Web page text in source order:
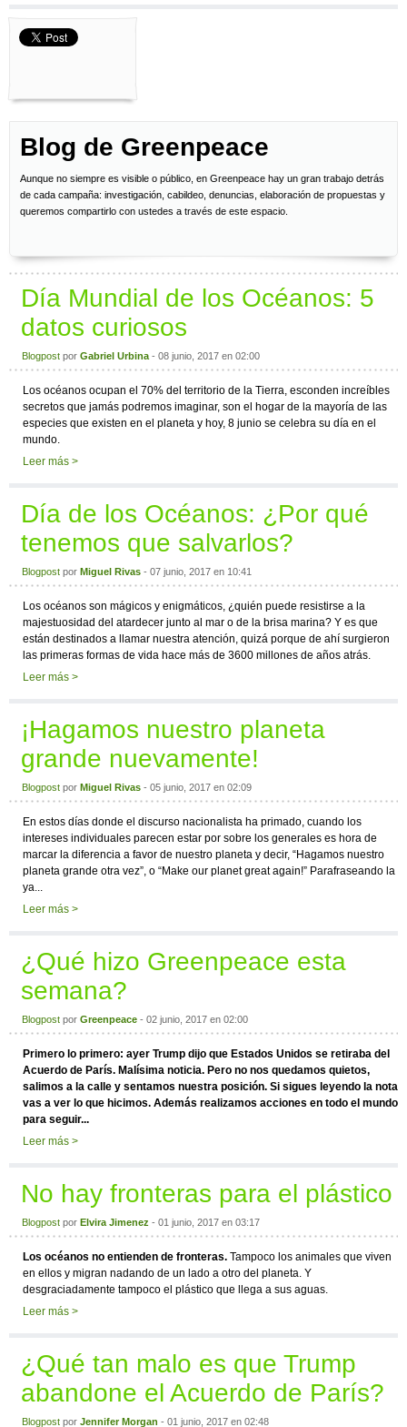
Blog de Greenpeace
Aunque no siempre es visible o público, en Greenpeace hay un gran trabajo detrás
de cada campaña: investigación, cabildeo, denuncias, elaboración de propuestas y
queremos compartirlo con ustedes a través de este espacio.
Día Mundial de los Océanos: 5
datos curiosos
Blogpost por Gabriel Urbina - 08 junio, 2017 en 02:00
Los océanos ocupan el 70% del territorio de la Tierra, esconden increíbles
secretos que jamás podremos imaginar, son el hogar de la mayoría de las
especies que existen en el planeta y hoy, 8 junio se celebra su día en el
mundo.
Leer más >
Día de los Océanos: ¿Por qué
tenemos que salvarlos?
Blogpost por Miguel Rivas - 07 junio, 2017 en 10:41
Los océanos son mágicos y enigmáticos, ¿quién puede resistirse a la
majestuosidad del atardecer junto al mar o de la brisa marina? Y es que
están destinados a llamar nuestra atención, quizá porque de ahí surgieron
las primeras formas de vida hace más de 3600 millones de años atrás.
Leer más >
¡Hagamos nuestro planeta
grande nuevamente!
Blogpost por Miguel Rivas - 05 junio, 2017 en 02:09
En estos días donde el discurso nacionalista ha primado, cuando los
intereses individuales parecen estar por sobre los generales es hora de
marcar la diferencia a favor de nuestro planeta y decir, “Hagamos nuestro
planeta grande otra vez”, o “Make our planet great again!” Parafraseando la
ya...
Leer más >
¿Qué hizo Greenpeace esta
semana?
Blogpost por Greenpeace - 02 junio, 2017 en 02:00
Primero lo primero: ayer Trump dijo que Estados Unidos se retiraba del
Acuerdo de París. Malísima noticia. Pero no nos quedamos quietos,
salimos a la calle y sentamos nuestra posición. Si sigues leyendo la nota
vas a ver lo que hicimos. Además realizamos acciones en todo el mundo
para seguir...
Leer más >
No hay fronteras para el plástico
Blogpost por Elvira Jimenez - 01 junio, 2017 en 03:17
Los océanos no entienden de fronteras. Tampoco los animales que viven
en ellos y migran nadando de un lado a otro del planeta. Y
desgraciadamente tampoco el plástico que llega a sus aguas.
Leer más >
¿Qué tan malo es que Trump
abandone el Acuerdo de París?
Blogpost por Jennifer Morgan - 01 junio, 2017 en 02:48